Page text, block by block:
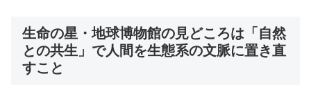
生命の星・地球博物館の見どころは「自然
との共生」で人間を生態系の文脈に置き直
すこと